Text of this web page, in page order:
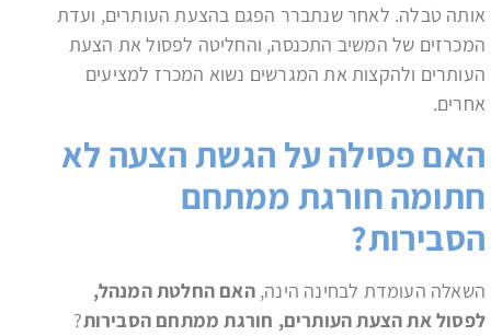
אותה טבלה. לאחר שנתברר הפגם בהצעת העותרים, ועדת
המכרזים של המשיב התכנסה, והחליטה לפסול את הצעת
העותרים ולהקצות את המגרשים נשוא המכרז למציעים
אחרים.
האם פסילה על הגשת הצעה לא
חתומה חורגת ממתחם
הסבירות?
השאלה העומדת לבחינה הינה,האם החלטת המנהל,
לפסול את הצעת העותרים, חורגת ממתחם הסבירות?